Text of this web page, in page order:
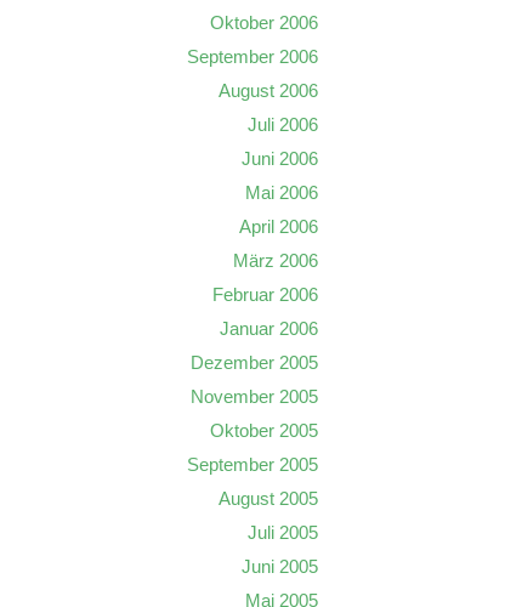
Oktober 2006
September 2006
August 2006
Juli 2006
Juni 2006
Mai 2006
April 2006
März 2006
Februar 2006
Januar 2006
Dezember 2005
November 2005
Oktober 2005
September 2005
August 2005
Juli 2005
Juni 2005
Mai 2005